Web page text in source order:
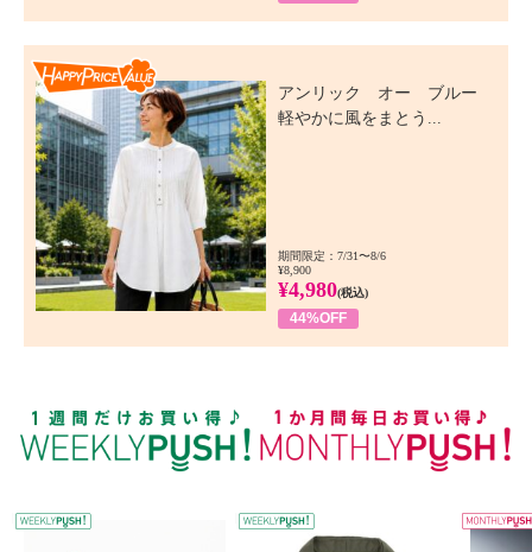
アンリック オー ブルー
軽やかに風をまとう...
期間限定：7/31〜8/6
¥8,900
¥4,980(税込)
44%OFF
WEEKLY PUSH